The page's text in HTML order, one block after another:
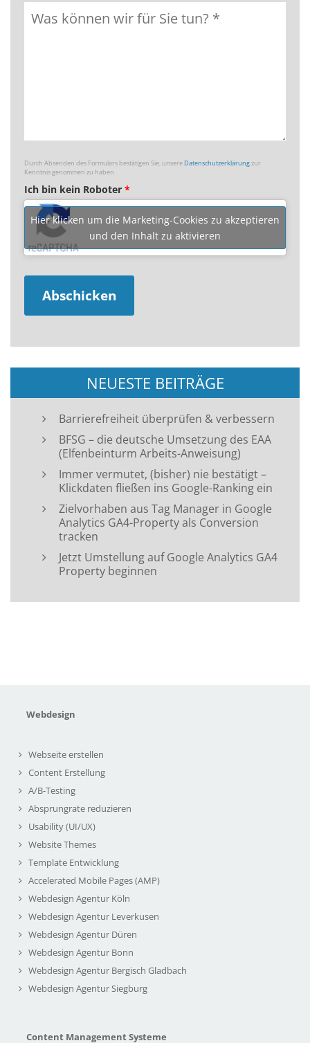
Durch Absenden des Formulars bestätigen Sie, unsereDatenschutzerklärungzur
Kenntnis genommen zu haben
Ich bin kein Roboter *
Hier klicken um die Marketing-Cookies zu akzeptieren
und den Inhalt zu aktivieren
NEUESTE BEITRÄGE
Barrierefreiheit überprüfen & verbessern
BFSG – die deutsche Umsetzung des EAA
(Elfenbeinturm Arbeits-Anweisung)
Immer vermutet, (bisher) nie bestätigt –
Klickdaten fließen ins Google-Ranking ein
Zielvorhaben aus Tag Manager in Google
Analytics GA4-Property als Conversion
tracken
Jetzt Umstellung auf Google Analytics GA4
Property beginnen
Webdesign
Webseite erstellen
Content Erstellung
A/B-Testing
Absprungrate reduzieren
Usability (UI/UX)
Website Themes
Template Entwicklung
Accelerated Mobile Pages (AMP)
Webdesign Agentur Köln
Webdesign Agentur Leverkusen
Webdesign Agentur Düren
Webdesign Agentur Bonn
Webdesign Agentur Bergisch Gladbach
Webdesign Agentur Siegburg
Content Management Systeme